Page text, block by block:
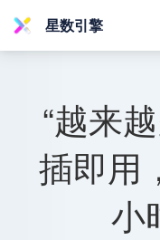
星数引擎
“越来
插即用
小